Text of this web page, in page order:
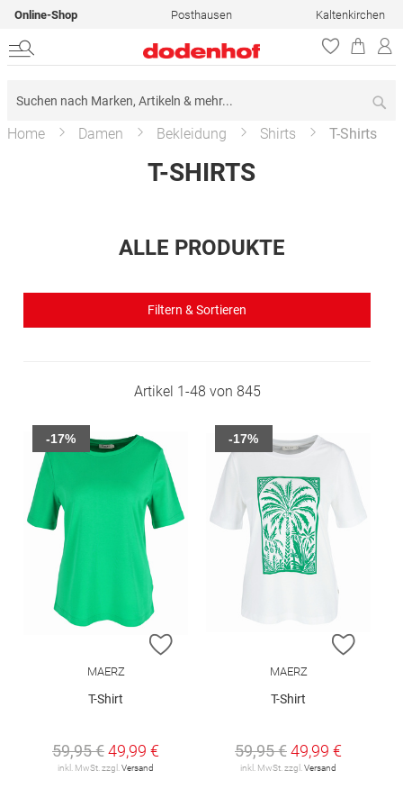
Online-Shop Posthausen Kaltenkirchen
Home Damen Bekleidung Shirts T-Shirts
T-SHIRTS
ALLE PRODUKTE
Filtern & Sortieren
Artikel 1-48 von 845
ZUR WUNSCHLISTE HINZUFÜGEN
MAERZ
T-Shirt
59,95 €49,99 €
inkl. MwSt. zzgl. Versand
-17%
ZUR
MAERZ
T-Shirt
59,95 €49,99 €
inkl. MwSt. zzgl. Versand
-17%